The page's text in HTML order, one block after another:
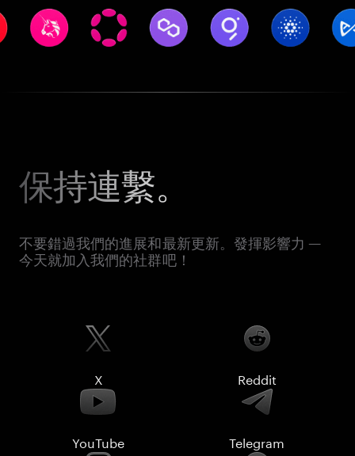
保持連繫。
不要錯過我們的進展和最新更新。發揮影響力 —
今天就加入我們的社群吧！
X Reddit
YouTube Telegram